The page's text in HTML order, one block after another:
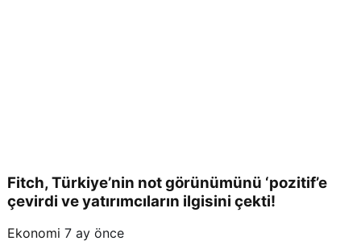
Fitch, Türkiye’nin not görünümünü ‘pozitif’e
çevirdi ve yatırımcıların ilgisini çekti!
Ekonomi 7 ay önce